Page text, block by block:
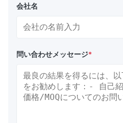
会社名
問い合わせメッセージ*